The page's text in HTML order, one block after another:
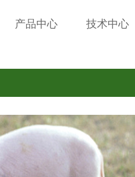
产品中心 技术中心